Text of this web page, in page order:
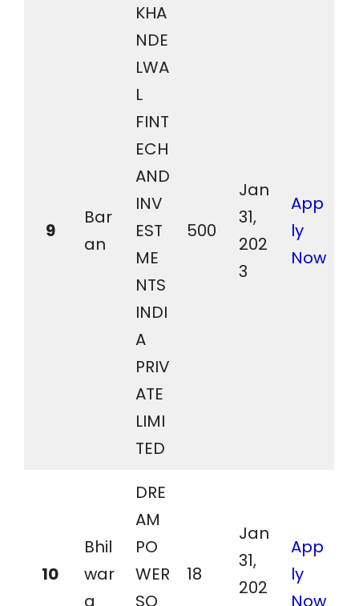
9
Bar
an
KHA
NDE
LWA
L
FINT
ECH
AND
INV
EST
ME
NTS
INDI
A
PRIV
ATE
LIMI
TED
500
Jan
31,
202
3
App
ly
Now
10
Bhil
war
a
DRE
AM
PO
WER
SO
18
Jan
31,
202
App
ly
Now